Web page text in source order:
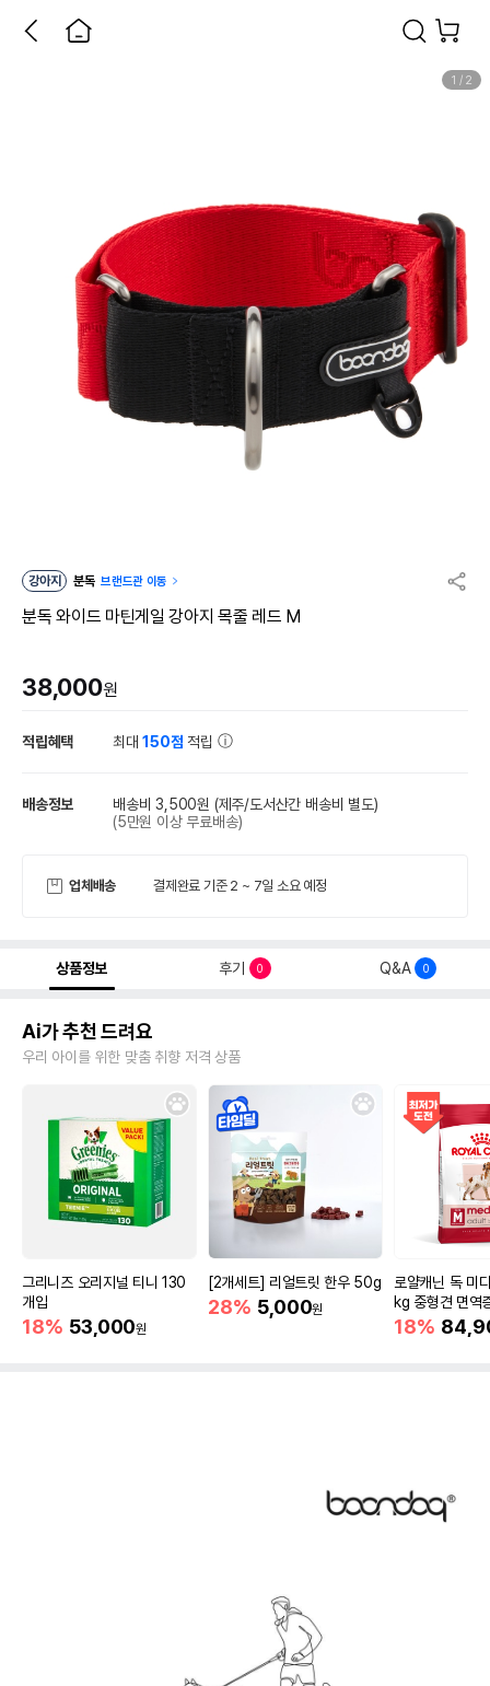
1 / 2
강아지 분독 브랜드관 이동
분독 와이드 마틴게일 강아지 목줄 레드 M
38,000원
적립혜택 최대150점 적립
배송정보 배송비 3,500원 (제주/도서산간 배송비 별도)
(5만원 이상 무료배송)
업체배송 결제완료 기준 2 ~ 7일 소요 예정
상품정보 후기 0 Q&A 0
Ai가 추천 드려요
우리 아이를 위한 맞춤 취향 저격 상품
그리니즈 오리지널 티니 130
개입
18% 53,000원
[2개세트] 리얼트릿 한우 50g
28% 5,000원
로얄캐닌 독 미
kg 중형견 면역
18%